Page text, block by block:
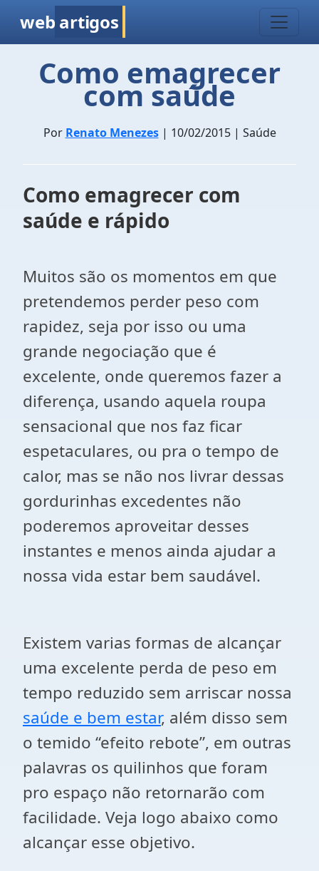
web artigos
Como emagrecer
com saúde
Por Renato Menezes| 10/02/2015 | Saúde
Como emagrecer com
saúde e rápido
Muitos são os momentos em que
pretendemos perder peso com
rapidez, seja por isso ou uma
grande negociação que é
excelente, onde queremos fazer a
diferença, usando aquela roupa
sensacional que nos faz ficar
espetaculares, ou pra o tempo de
calor, mas se não nos livrar dessas
gordurinhas excedentes não
poderemos aproveitar desses
instantes e menos ainda ajudar a
nossa vida estar bem saudável.
Existem varias formas de alcançar
uma excelente perda de peso em
tempo reduzido sem arriscar nossa
saúde e bem estar, além disso sem
o temido “efeito rebote”, em outras
palavras os quilinhos que foram
pro espaço não retornarão com
facilidade. Veja logo abaixo como
alcançar esse objetivo.